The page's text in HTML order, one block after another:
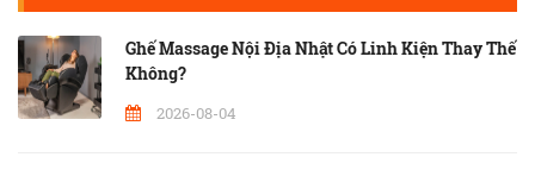
Ghế Massage Nội Địa Nhật Có Linh Kiện Thay Thế
Không?
2026-08-04